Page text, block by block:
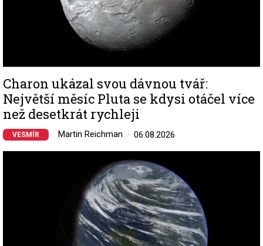
Charon ukázal svou dávnou tvář:
Největší měsíc Pluta se kdysi otáčel více
než desetkrát rychleji
VESMÍR Martin Reichman 06.08.2026